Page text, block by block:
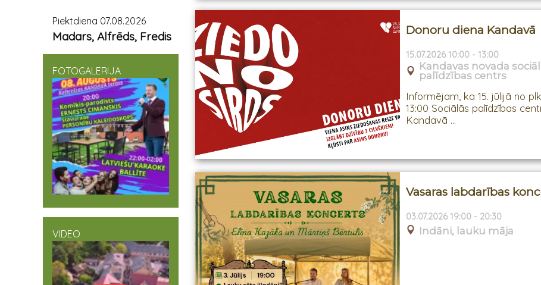
Piektdiena 07.08.2026
Madars, Alfrēds, Fredis
FOTOGALERIJA
VIDEO
Donoru diena Kandavā
15.07.2026 10:00 - 13:00
Kandavas novada
palīdzības centrs
Informējam, ka 15. jūlijā no
13:00 Sociālās palīdzības
Kandavā ...
Vasaras labdarības
03.07.2026 19:00 - 20:30
Indāni, lauku māja